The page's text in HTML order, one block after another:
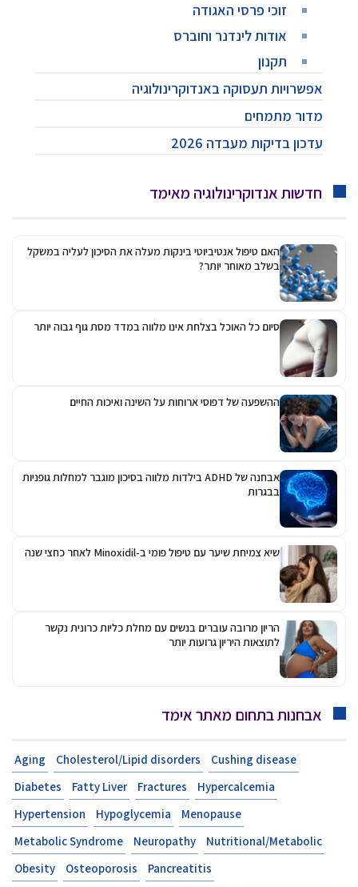
זוכי פרסי האגודה
אודות לינדנר וחוברס
תקנון
אפשרויות תעסוקה באנדוקרינולוגיה
מדור מתמחים
עדכון בדיקות מעבדה 2026
חדשות אנדוקרינולוגיה מאימד
האם טיפול אנטיביוטי בינקות מעלה את הסיכון לעליה במשקל
בשלב מאוחר יותר?
סיום כל האוכל בצלחת אינו מלווה במדד מסת גוף גבוה יותר
ההשפעה של דפוסי ארוחות על השינה ואיכות החיים
אבחנה של ADHD בילדות מלווה בסיכון מוגבר למחלות גופניות
בבגרות
שיא צמיחת שיער עם טיפול פומי ב-Minoxidil לאחר כחצי שנה
הריון מרובה עוברים בנשים עם מחלת כליות כרונית נקשר
לתוצאות היריון גרועות יותר
אבחנות בתחום מאתר אימד
Aging Cholesterol/Lipid disorders
Cushing disease
Diabetes
Fatty Liver Fractures
Hypercalcemia
Hypertension
Hypoglycemia
Menopause
Metabolic Syndrome
Neuropathy
Nutritional/Metabolic
Obesity
Osteoporosis
Pancreatitis